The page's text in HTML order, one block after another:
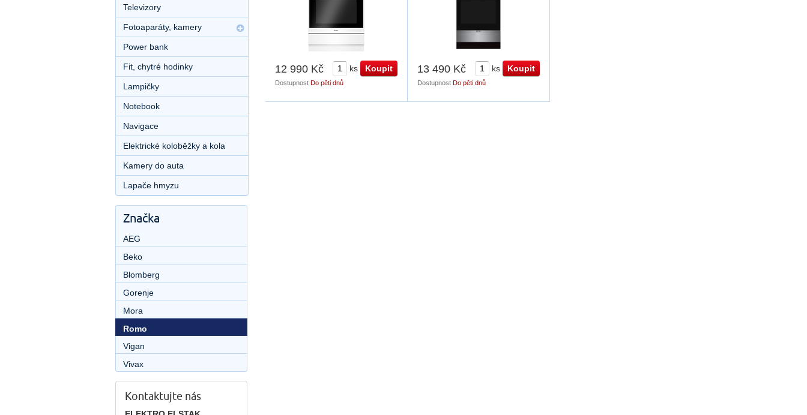
12 990 Kč ks
Dostupnost Do pěti dnů
13 490 Kč ks
Dostupnost Do pěti dnů
Televizory
Fotoaparáty, kamery
Power bank
Fit, chytré hodinky
Lampičky
Notebook
Navigace
Elektrické koloběžky a kola
Kamery do auta
Lapače hmyzu
Značka
AEG
Beko
Blomberg
Gorenje
Mora
Romo
Vigan
Vivax
Kontaktujte nás